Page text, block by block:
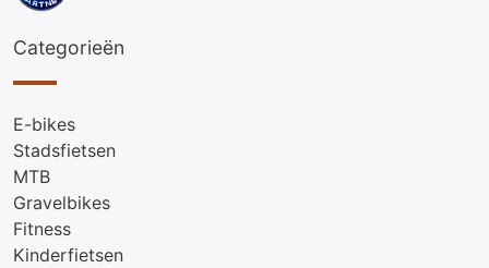
Categorieën
E-bikes
Stadsfietsen
MTB
Gravelbikes
Fitness
Kinderfietsen